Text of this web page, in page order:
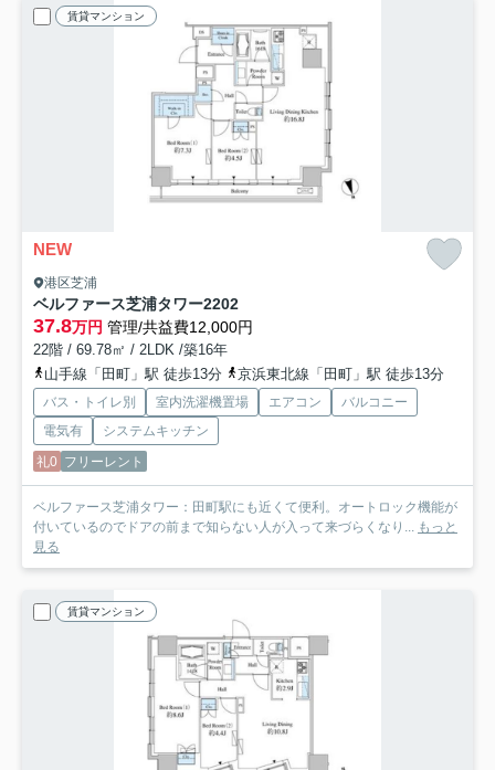
賃貸マンション
NEW
港区芝浦
ベルファース芝浦タワー2202
37.8万円 管理/共益費12,000円
22階 / 69.78㎡ / 2LDK /築16年
山手線「田町」駅 徒歩13分
京浜東北線「田町」駅 徒歩13分
バス・トイレ別 室内洗濯機置場 エアコン
バルコニー
電気有
システムキッチン
礼0 フリーレント
ベルファース芝浦タワー：田町駅にも近くて便利。オートロック機能が
付いているのでドアの前まで知らない人が入って来づらくなり...
もっと
見る
賃貸マンション